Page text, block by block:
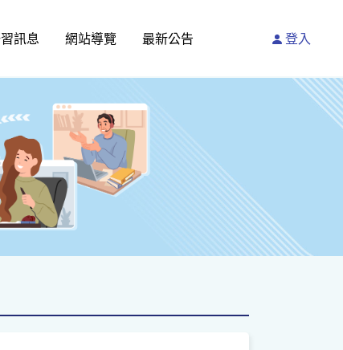
訊息 網站導覽 最新公告 登入